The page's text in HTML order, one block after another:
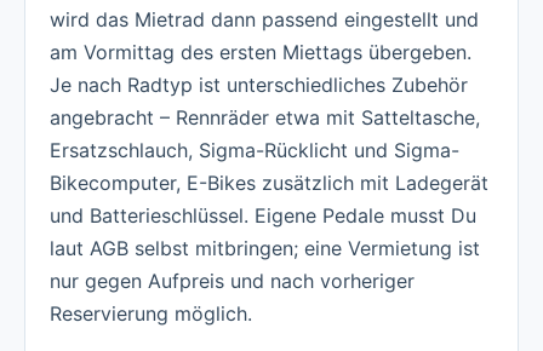
wird das Mietrad dann passend eingestellt und
am Vormittag des ersten Miettags übergeben.
Je nach Radtyp ist unterschiedliches Zubehör
angebracht – Rennräder etwa mit Satteltasche,
Ersatzschlauch, Sigma-Rücklicht und Sigma-
Bikecomputer, E-Bikes zusätzlich mit Ladegerät
und Batterieschlüssel. Eigene Pedale musst Du
laut AGB selbst mitbringen; eine Vermietung ist
nur gegen Aufpreis und nach vorheriger
Reservierung möglich.